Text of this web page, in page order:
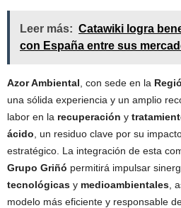
Leer más: Catawiki logra
con España entre sus
Azor Ambiental , con sede en la
una sólida experiencia y un amplio
labor en la recuperación y
ácido , un residuo clave por su
estratégico. La integración de esta
Grupo Griñó permitirá impulsar
tecnológicas y medioambientales ,
modelo más eficiente y responsable